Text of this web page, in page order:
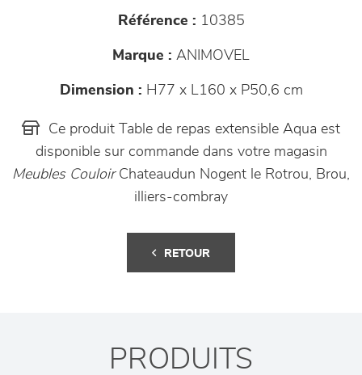
Référence : 10385
Marque : ANIMOVEL
Dimension : H77 x L160 x P50,6 cm
Ce produit Table de repas extensible Aqua est
disponible sur commande dans votre magasin
Meubles CouloirChateaudun Nogent le Rotrou, Brou,
illiers-combray
RETOUR
PRODUITS